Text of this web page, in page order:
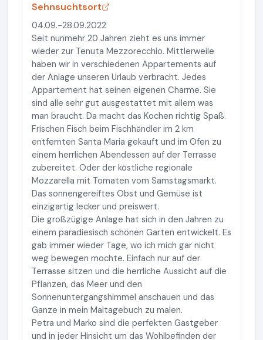
Sehnsuchtsort
04.09.-28.09.2022
Seit nunmehr 20 Jahren zieht es uns immer
wieder zur Tenuta Mezzorecchio. Mittlerweile
haben wir in verschiedenen Appartements auf
der Anlage unseren Urlaub verbracht. Jedes
Appartement hat seinen eigenen Charme. Sie
sind alle sehr gut ausgestattet mit allem was
man braucht. Da macht das Kochen richtig Spaß.
Frischen Fisch beim Fischhändler im 2 km
entfernten Santa Maria gekauft und im Ofen zu
einem herrlichen Abendessen auf der Terrasse
zubereitet. Oder der köstliche regionale
Mozzarella mit Tomaten vom Samstagsmarkt.
Das sonnengereiftes Obst und Gemüse ist
einzigartig lecker und preiswert.
Die großzügige Anlage hat sich in den Jahren zu
einem paradiesisch schönen Garten entwickelt. Es
gab immer wieder Tage, wo ich mich gar nicht
weg bewegen mochte. Einfach nur auf der
Terrasse sitzen und die herrliche Aussicht auf die
Pflanzen, das Meer und den
Sonnenuntergangshimmel anschauen und das
Ganze in mein Maltagebuch zu malen.
Petra und Marko sind die perfekten Gastgeber
und in jeder Hinsicht um das Wohlbefinden der